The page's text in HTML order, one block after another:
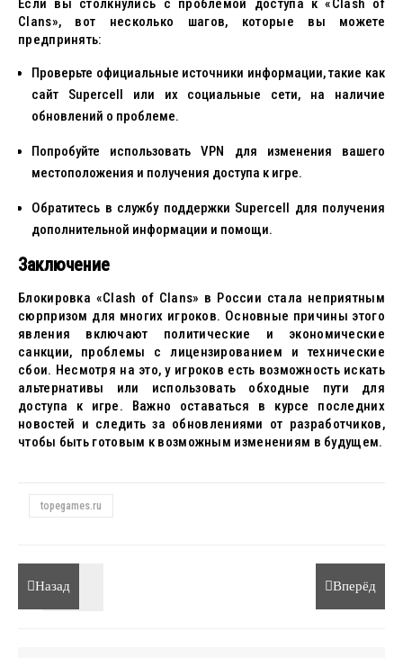
Если вы столкнулись с проблемой доступа к «Clash of
Clans», вот несколько шагов, которые вы можете
предпринять:
Проверьте официальные источники информации, такие как
сайт Supercell или их социальные сети, на наличие
обновлений о проблеме.
Попробуйте использовать VPN для изменения вашего
местоположения и получения доступа к игре.
Обратитесь в службу поддержки Supercell для получения
дополнительной информации и помощи.
Заключение
Блокировка «Clash of Clans» в России стала неприятным
сюрпризом для многих игроков. Основные причины этого
явления включают политические и экономические
санкции, проблемы с лицензированием и технические
сбои. Несмотря на это, у игроков есть возможность искать
альтернативы или использовать обходные пути для
доступа к игре. Важно оставаться в курсе последних
новостей и следить за обновлениями от разработчиков,
чтобы быть готовым к возможным изменениям в будущем.
topegames.ru
Назад Вперёд